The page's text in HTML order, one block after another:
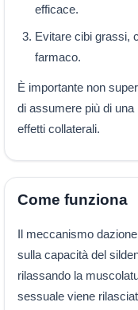
efficace.
Evitare cibi grassi,
farmaco.
È importante non
di assumere più di
effetti collaterali.
Come funziona
Il meccanismo
sulla capacità del
rilassando la
sessuale viene